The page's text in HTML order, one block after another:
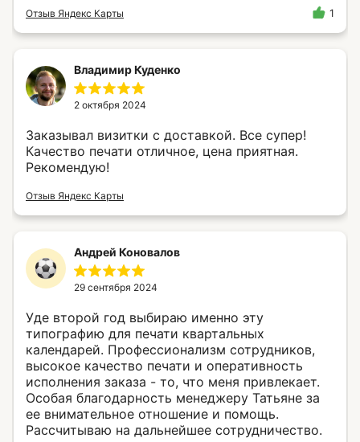
Отзыв Яндекс Карты 1
Владимир Куденко
2 октября 2024
Заказывал визитки с доставкой. Все супер!
Качество печати отличное, цена приятная.
Рекомендую!
Отзыв Яндекс Карты
Андрей Коновалов
29 сентября 2024
Уде второй год выбираю именно эту
типографию для печати квартальных
календарей. Профессионализм сотрудников,
высокое качество печати и оперативность
исполнения заказа - то, что меня привлекает.
Особая благодарность менеджеру Татьяне за
ее внимательное отношение и помощь.
Рассчитываю на дальнейшее сотрудничество.